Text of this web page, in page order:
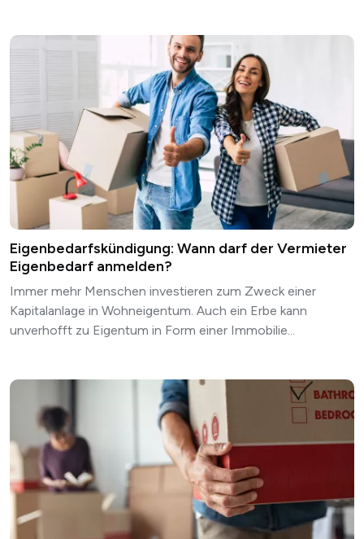
Eigenbedarfskündigung: Wann darf der Vermieter
Eigenbedarf anmelden?
Immer mehr Menschen investieren zum Zweck einer
Kapitalanlage in Wohneigentum. Auch ein Erbe kann
unverhofft zu Eigentum in Form einer Immobilie...